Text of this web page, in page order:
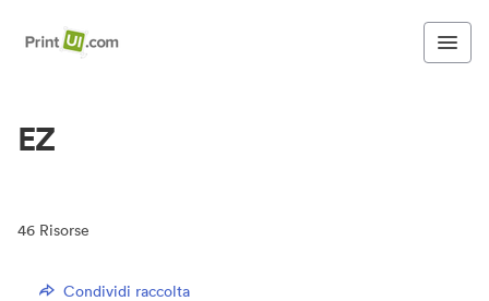
EZ
46 Risorse
Condividi raccolta